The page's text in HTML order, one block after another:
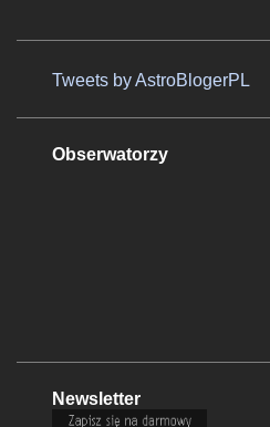
Tweets by AstroBlogerPL
Obserwatorzy
Newsletter